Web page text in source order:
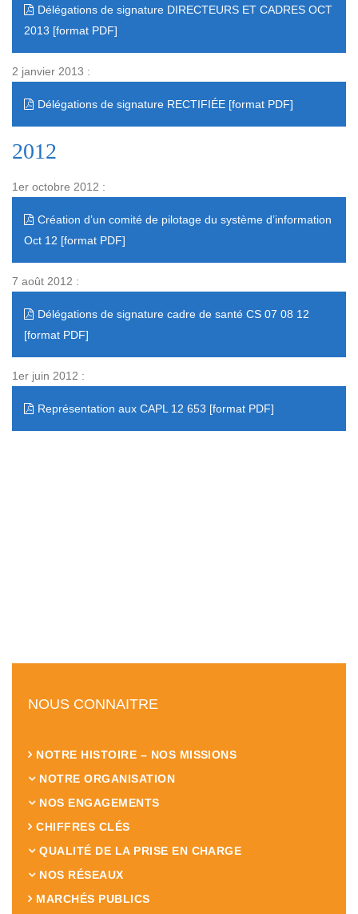
Délégations de signature DIRECTEURS ET CADRES OCT
2013
2 janvier 2013 :
Délégations de signature RECTIFIÉE
2012
1er octobre 2012 :
Création d’un comité de pilotage du système d’information
Oct 12
7 août 2012 :
Délégations de signature cadre de santé CS 07 08 12
1er juin 2012 :
Représentation aux CAPL 12 653
NOUS CONNAITRE
NOTRE HISTOIRE – NOS MISSIONS
NOTRE ORGANISATION
NOS ENGAGEMENTS
CHIFFRES CLÉS
QUALITÉ DE LA PRISE EN CHARGE
NOS RÉSEAUX
MARCHÉS PUBLICS